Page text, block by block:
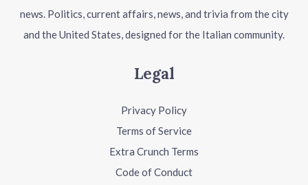
news. Politics, current affairs, news, and trivia from the city
and the United States, designed for the Italian community.
Legal
Privacy Policy
Terms of Service
Extra Crunch Terms
Code of Conduct